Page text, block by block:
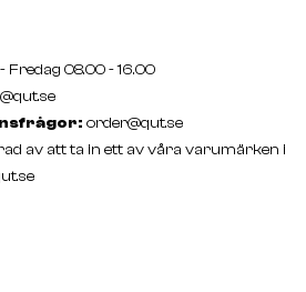
Fredag 08.00 - 16.00
order@qut.se
av att ta in ett av våra varumärken i